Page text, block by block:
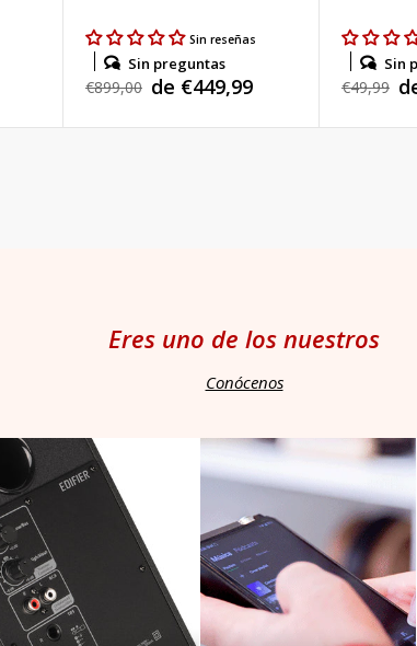
Sin reseñas
Sin preguntas
Precio
€899,00 Precio
de
de €449,99
Sin
Precio
€49,99
Eres uno de los nuestros
Conócenos